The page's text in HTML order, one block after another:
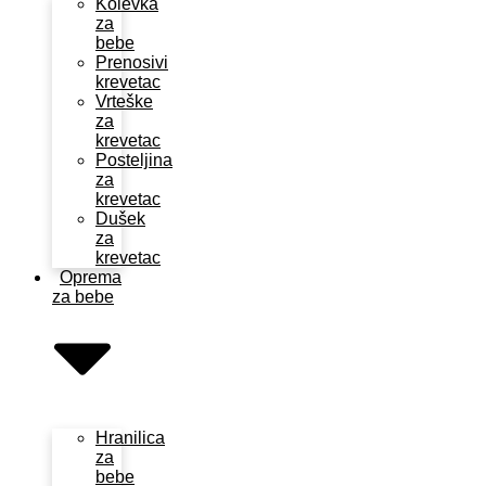
za
bebe
Prenosivi
krevetac
Vrteške
za
krevetac
Posteljina
za
krevetac
Dušek
za
krevetac
Oprema
za bebe
Hranilica
za
bebe